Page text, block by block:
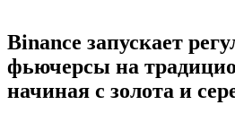
Binance запускает
фьючерсы на
начиная с золота и